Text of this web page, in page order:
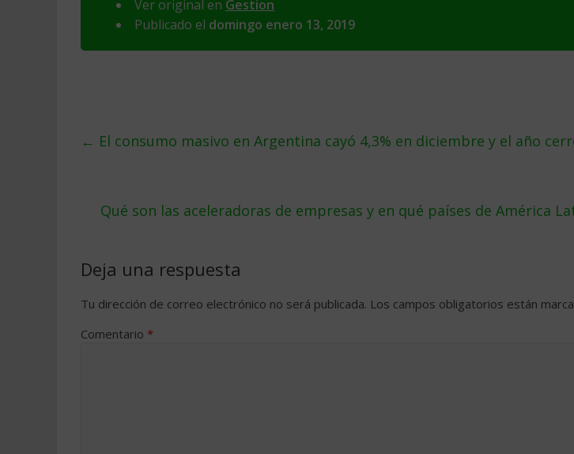
Ver original en Gestion
Publicado el domingo enero 13, 2019
← El consumo masivo en Argentina cayó 4,3% en diciembre y el año
Qué son las aceleradoras de empresas y en qué países de América
Deja una respuesta
Tu dirección de correo electrónico no será publicada. Los campos obligatorios están
Comentario *